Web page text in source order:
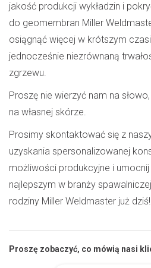
jakość produkcji wykładzin i
do geomembran Miller
osiągnąć więcej w krótszym
jednocześnie niezrównaną
zgrzewu.
Proszę nie wierzyć nam na
na własnej skórze.
Prosimy skontaktować się z
uzyskania spersonalizowanej
możliwości produkcyjne i
najlepszym w branży
rodziny Miller Weldmaster już dziś!
Proszę zobaczyć, co mówią nasi